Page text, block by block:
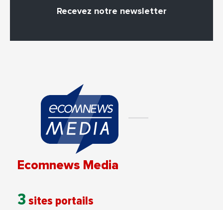
Recevez notre newsletter
Ecomnews Media
3 sites portails